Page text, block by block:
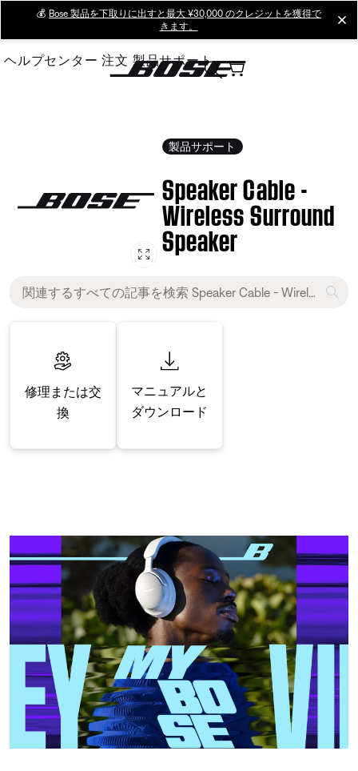
Main
💰 Bose 製品を下取りに出すと最大 ¥30,000 のクレジットを獲得で
きます。
ヘルプセンター 注文 製品サポート
製品サポート
Speaker Cable -
Wireless Surround
Speaker
修理または交
換
マニュアルと
ダウンロード